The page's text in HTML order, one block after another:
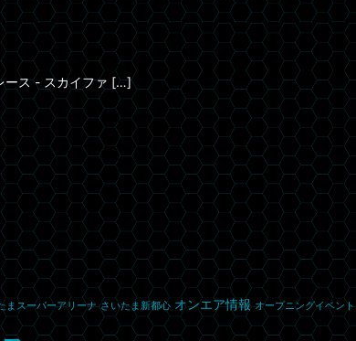
ース - スカイファ […]
まスーパーアリーナ さいたま新都心 オンエア情報 オープニングイベント